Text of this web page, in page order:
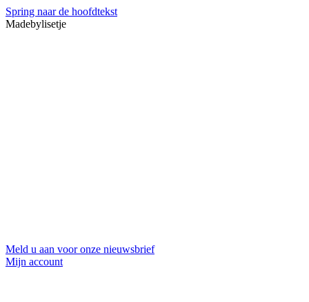
Spring naar de hoofdtekst
Madebylisetje
Meld u aan voor onze nieuwsbrief
Mijn account